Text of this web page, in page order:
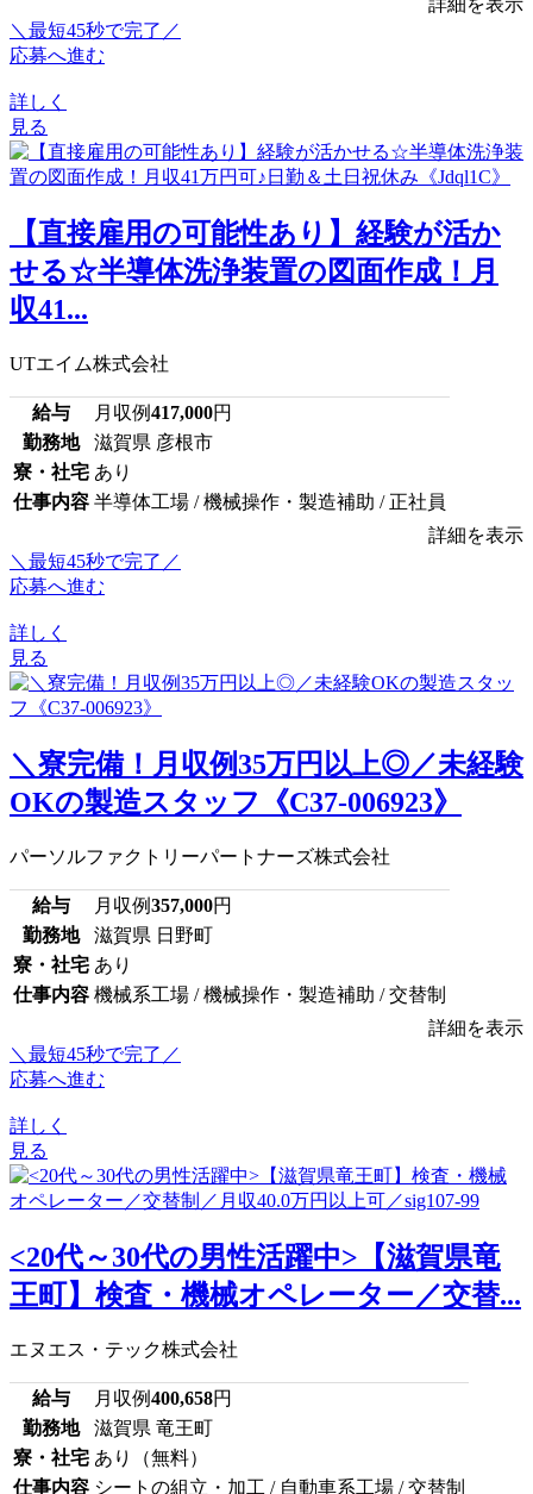
詳細を表示
＼最短45秒で完了／
応募へ進む
詳しく
見る
【直接雇用の可能性あり】経験が活か
せる☆半導体洗浄装置の図面作成！月
収41...
UTエイム株式会社
給与 月収例417,000円
勤務地
滋賀県 彦根市
寮・社宅 あり
仕事内容 半導体工場 / 機械操作・製造補助 / 正社員
詳細を表示
＼最短45秒で完了／
応募へ進む
詳しく
見る
＼寮完備！月収例35万円以上◎／未経験
OKの製造スタッフ《C37-006923》
パーソルファクトリーパートナーズ株式会社
給与 月収例357,000円
勤務地
滋賀県 日野町
寮・社宅 あり
仕事内容 機械系工場 / 機械操作・製造補助 / 交替制
詳細を表示
＼最短45秒で完了／
応募へ進む
詳しく
見る
<20代～30代の男性活躍中>【滋賀県竜
王町】検査・機械オペレーター／交替...
エヌエス・テック株式会社
給与 月収例400,658円
勤務地
滋賀県 竜王町
寮・社宅 あり（無料）
仕事内容 シートの組立・加工 / 自動車系工場 / 交替制